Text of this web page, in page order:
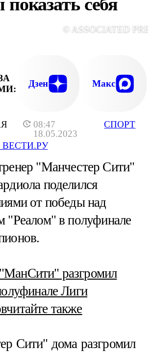
08:47
18.05.2023
СПОРТ
© ASSOCIATED
Дзен Макс
"Манчестер Сити"
поделился
от победы над
"Реалом" в полуфинале
разгромил
Лиги
читайте также
Сити" дома разгромил